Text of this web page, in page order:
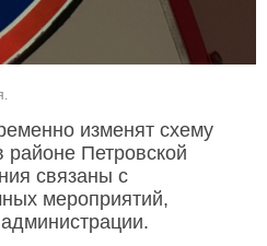
изменят схему
районе Петровской
связаны с
мероприятий,